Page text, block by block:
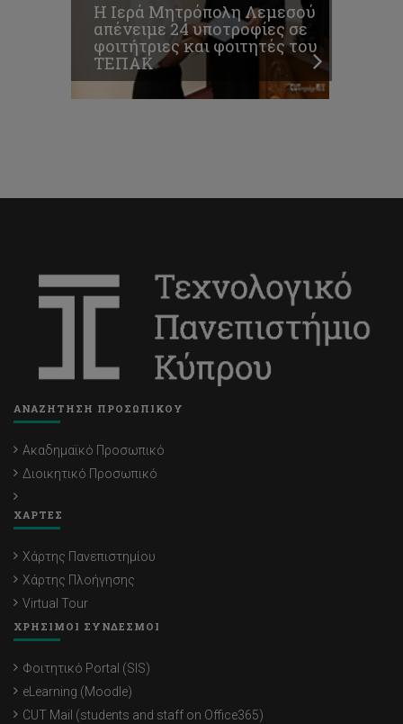
Η Ιερά Μητρόπολη Λεμεσού
απένειμε 24 υποτροφίες σε
φοιτήτριες και φοιτητές του
ΤΕΠΑΚ
ΑΝΑΖΗΤΗΣΗ ΠΡΟΣΩΠΙΚΟΥ
Ακαδημαϊκό Προσωπικό
Διοικητικό Προσωπικό
ΧΑΡΤΕΣ
Χάρτης Πανεπιστημίου
Χάρτης Πλοήγησης
Virtual Tour
ΧΡΗΣΙΜΟΙ ΣΥΝΔΕΣΜΟΙ
Φοιτητικό Portal (SIS)
eLearning (Moodle)
CUT Mail (students and staff on Office365)